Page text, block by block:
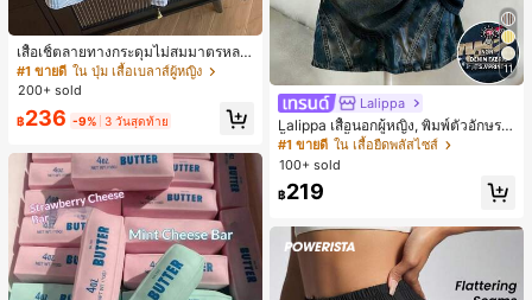
เสื้อเชิ้ตลายทางกระดุมไม่สมมาตรหลว
ม ๆ สีสันสดใสสำหรับผู้หญิง สไตล์หรูหร
า น่ารัก มินิมอล สดใส ใส่ได้ทุกวัน ทำง
#1 ขายดี ใน ปุ่ม เสื้อเบลาส์ผู้หญิง
200+ sold
฿236 -9% 3 วันสุดท้าย
11
Lalippa
Lalippa เสื้อนอกผู้หญิง, พิมพ์ตัวอักษร, เ
สื้อยืดแขนสั้นฤดูร้อน, ลวดลาย, สีแอปริ
คอต, สีแดงเบอร์กันดี, พิมพ์ตัวอักษร, นั
กเรียน, กลางแจ้ง, สไตล์สตรีท, เสื้อยืดผู้
หญิงไซส์ใหญ่
#1 ขายดี ใน เสื้อยืดพลัสไซส์
100+ sold
฿219